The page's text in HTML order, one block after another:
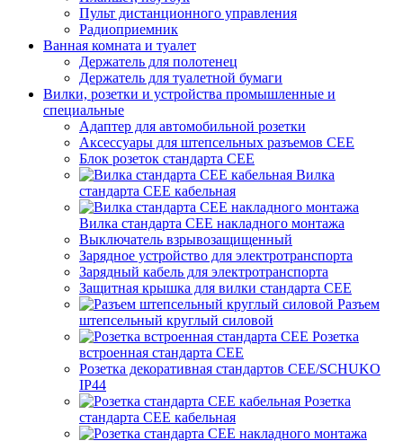
Пульт дистанционного управления
Радиоприемник
Ванная комната и туалет
Держатель для полотенец
Держатель для туалетной бумаги
Вилки, розетки и устройства промышленные и
специальные
Адаптер для автомобильной розетки
Аксессуары для штепсельных разъемов CEE
Блок розеток стандарта CEE
Вилка
стандарта CEE кабельная
Вилка стандарта CEE накладного монтажа
Выключатель взрывозащищенный
Зарядное устройство для электротранспорта
Зарядный кабель для электротранспорта
Защитная крышка для вилки стандарта CEE
Разъем
штепсельный круглый силовой
Розетка
встроенная стандарта CEE
Розетка декоративная стандартов CEE/SCHUKO
IP44
Розетка
стандарта СЕЕ кабельная